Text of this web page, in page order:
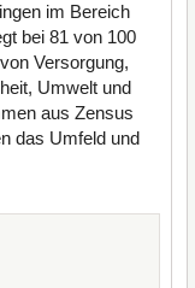
im Bereich
bei 81 von 100
Versorgung,
Umwelt und
aus Zensus
das Umfeld und